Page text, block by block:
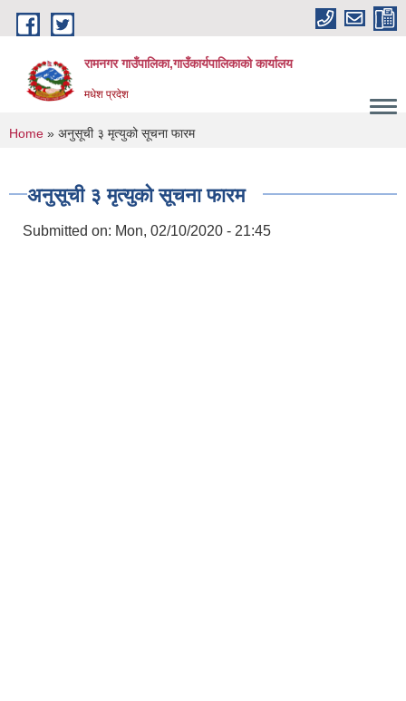
Skip to main content
रामनगर गाउँपालिका,गाउँकार्यपालिकाको कार्यालय
मधेश प्रदेश
You are here
Home » अनुसूची ३ मृत्युको सूचना फारम
अनुसूची ३ मृत्युको सूचना फारम
Submitted on: Mon, 02/10/2020 - 21:45